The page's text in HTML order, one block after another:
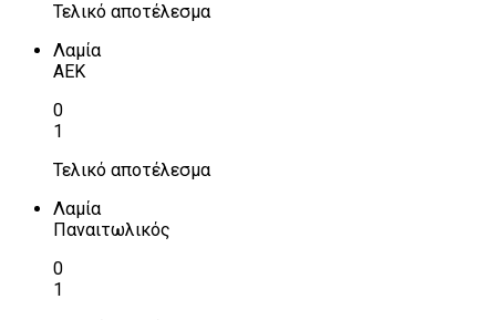
Τελικό αποτέλεσμα
Λαμία
ΑΕΚ
0
1
Τελικό αποτέλεσμα
Λαμία
Παναιτωλικός
0
1